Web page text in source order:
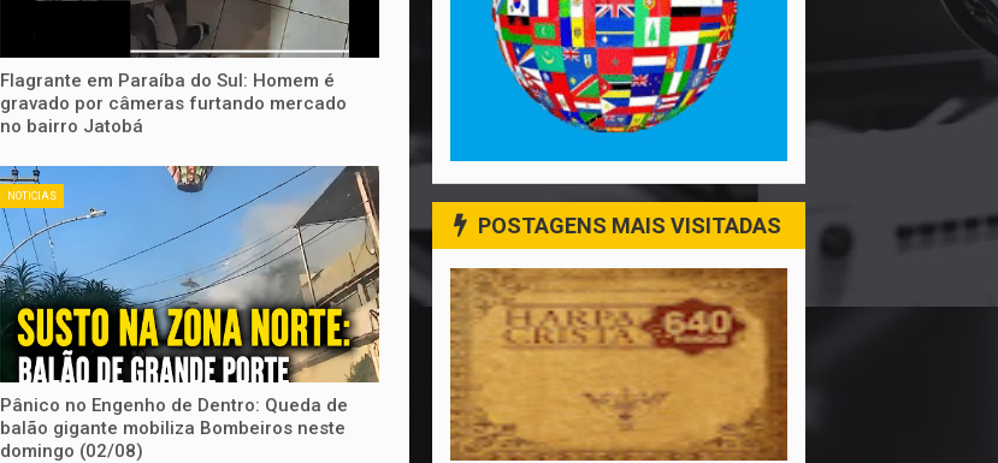
Flagrante em Paraíba do Sul: Homem é
gravado por câmeras furtando mercado
no bairro Jatobá
NOTICIAS
Pânico no Engenho de Dentro: Queda de
balão gigante mobiliza Bombeiros neste
domingo (02/08)
POSTAGENS MAIS VISITADAS